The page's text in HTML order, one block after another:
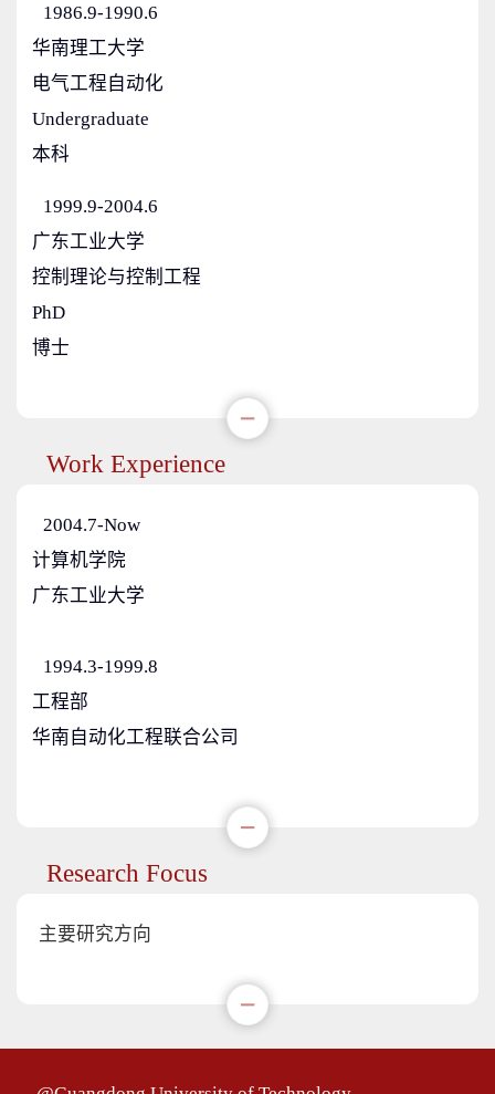
1986.9-1990.6
华南理工大学
电气工程自动化
Undergraduate
本科
1999.9-2004.6
广东工业大学
控制理论与控制工程
PhD
博士
Work Experience
2004.7-Now
计算机学院
广东工业大学
1994.3-1999.8
工程部
华南自动化工程联合公司
Research Focus
主要研究方向